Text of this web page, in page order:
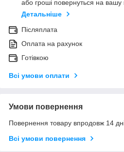
або гроші повернуться на вашу
Детальніше
Післяплата
Оплата на рахунок
Готівкою
Всі умови оплати
Умови повернення
Повернення товару впродовж 14
Всі умови повернення